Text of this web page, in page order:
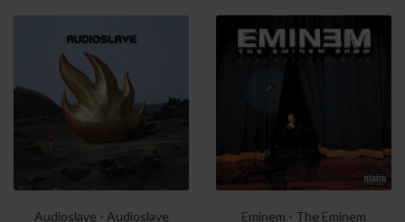
Audioslave - Audioslave
Eminem - The Eminem